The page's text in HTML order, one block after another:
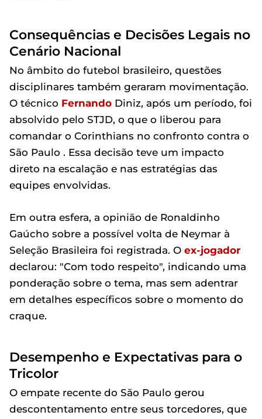
Consequências e Decisões Legais no
Cenário Nacional
No âmbito do futebol brasileiro, questões
disciplinares também geraram movimentação.
O técnico Fernando Diniz, após um período, foi
absolvido pelo STJD, o que o liberou para
comandar o Corinthians no confronto contra o
São Paulo . Essa decisão teve um impacto
direto na escalação e nas estratégias das
equipes envolvidas.
Em outra esfera, a opinião de Ronaldinho
Gaúcho sobre a possível volta de Neymar à
Seleção Brasileira foi registrada. O ex-jogador
declarou: "Com todo respeito", indicando uma
ponderação sobre o tema, mas sem adentrar
em detalhes específicos sobre o momento do
craque.
Desempenho e Expectativas para o
Tricolor
O empate recente do São Paulo gerou
descontentamento entre seus torcedores, que